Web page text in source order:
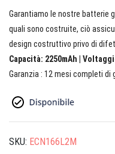
Garantiamo le nostre batterie
quali sono costruite, ciò
design costruttivo privo di
Capacità: 2250mAh |
Garanzia : 12 mesi completi di
SKU: ECN166L2M